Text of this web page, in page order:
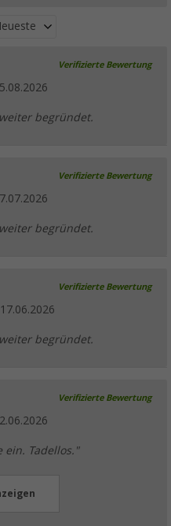
(23)
30,99 €
für Vorzelte, Markisen und
Regenrinne
Verifizierte Bewertung
begründet.
Verifizierte Bewertung
begründet.
Verifizierte Bewertung
17.06.2026
begründet.
Verifizierte Bewertung
ein. Tadellos."